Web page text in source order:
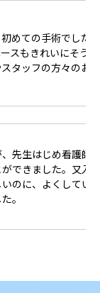
めての手術でした
スもきれいにそう
タッフの方々のお
先生はじめ看護師
できました。又入
のに、よくしてい
。